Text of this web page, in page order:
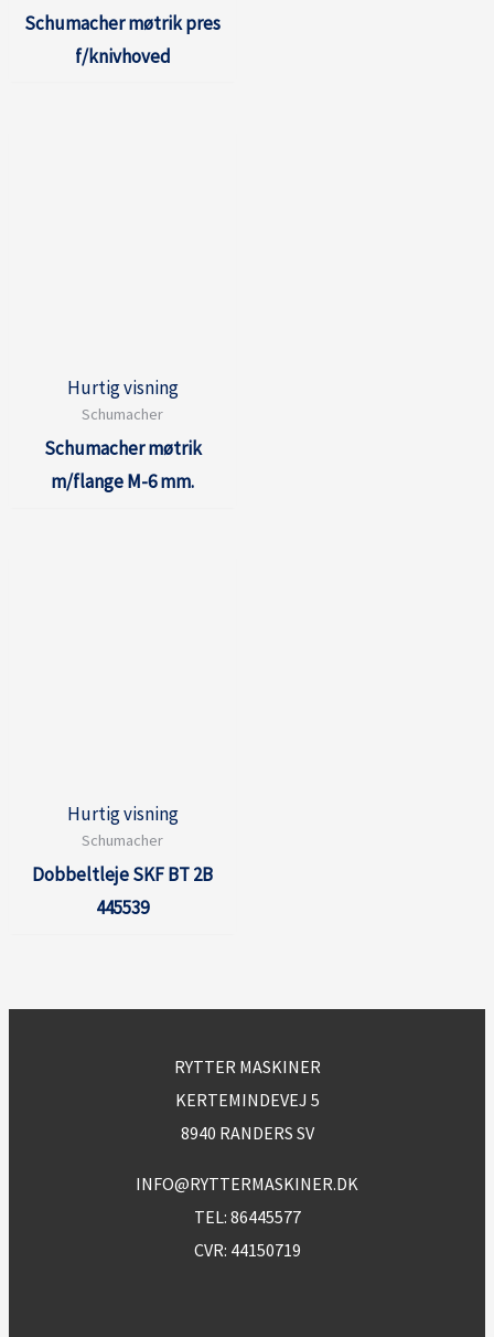
Schumacher møtrik pres
f/knivhoved
Hurtig visning
Schumacher
Schumacher møtrik
m/flange M-6 mm.
Hurtig visning
Schumacher
Dobbeltleje SKF BT 2B
445539
RYTTER MASKINER
KERTEMINDEVEJ 5
8940 RANDERS SV
INFO@RYTTERMASKINER.DK
TEL: 86445577
CVR: 44150719